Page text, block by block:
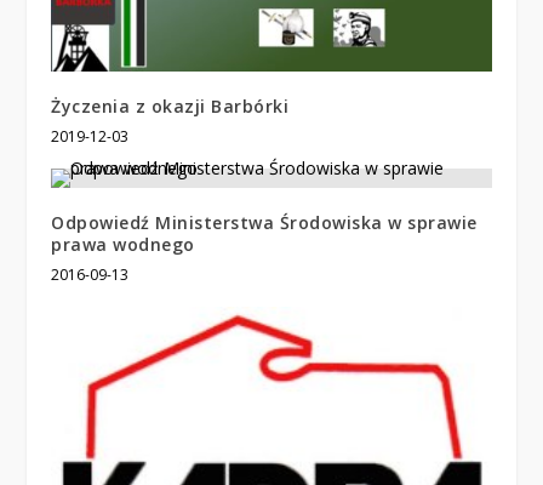
Życzenia z okazji Barbórki
2019-12-03
Odpowiedź Ministerstwa Środowiska w sprawie
prawa wodnego
2016-09-13